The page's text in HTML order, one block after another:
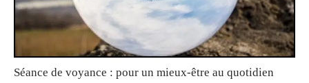
Séance de voyance : pour un mieux-être au quotidien